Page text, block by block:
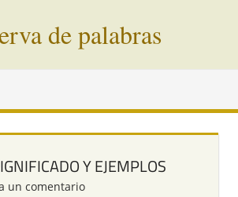
de palabras
Y EJEMPLOS
un comentario